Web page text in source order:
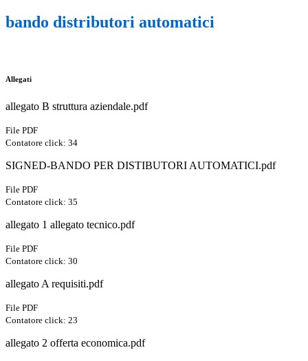
bando distributori automatici
Allegati
allegato B struttura aziendale.pdf
File PDF
Contatore click: 34
SIGNED-BANDO PER DISTIBUTORI AUTOMATICI.pdf
File PDF
Contatore click: 35
allegato 1 allegato tecnico.pdf
File PDF
Contatore click: 30
allegato A requisiti.pdf
File PDF
Contatore click: 23
allegato 2 offerta economica.pdf